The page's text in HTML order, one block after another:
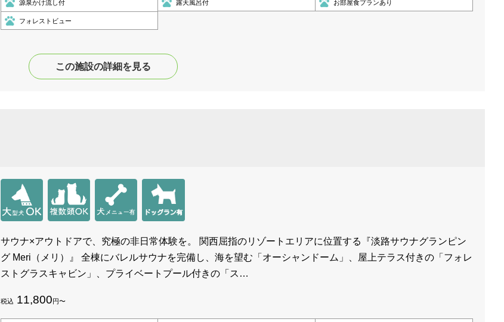
源泉かけ流し付 露天風呂付 お部屋食プランあり
フォレストビュー
この施設の詳細を見る
サウナ×アウトドアで、究極の非日常体験を。 関西屈指のリゾートエリアに位置する『淡路サウナグランピン
グ Meri（メリ）』 全棟にバレルサウナを完備し、海を望む「オーシャンドーム」、屋上テラス付きの「フォレ
ストグラスキャビン」、プライベートプール付きの「ス…
税込 11,800 円〜